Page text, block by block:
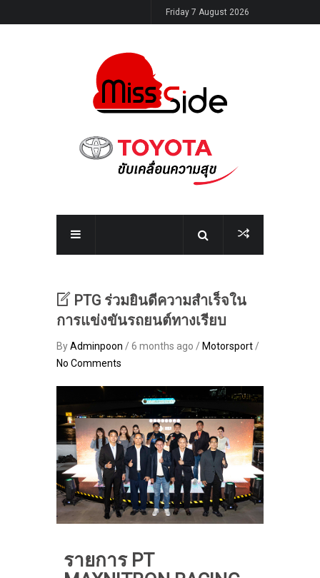
Friday 7 August 2026
PTG ร่วมยินดีความสำเร็จใน
การแข่งขันรถยนต์ทางเรียบ
ByAdminpoon / 6 months ago / Motorsport/
No Comments
รายการ PT